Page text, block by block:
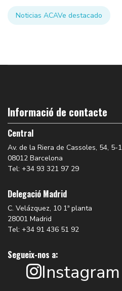
Noticias ACAVe destacado
Informació de contacte
Central
Av. de la Riera de Cassoles, 54, 5-1
08012 Barcelona
Tel: +34 93 321 97 29
Delegació Madrid
C. Velázquez, 10 1ª planta
28001 Madrid
Tel: +34 91 436 51 92
Segueix-nos a:
Instagram